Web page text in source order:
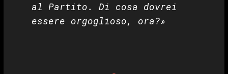
al Partito. Di cosa dovrei
essere orgoglioso, ora?»